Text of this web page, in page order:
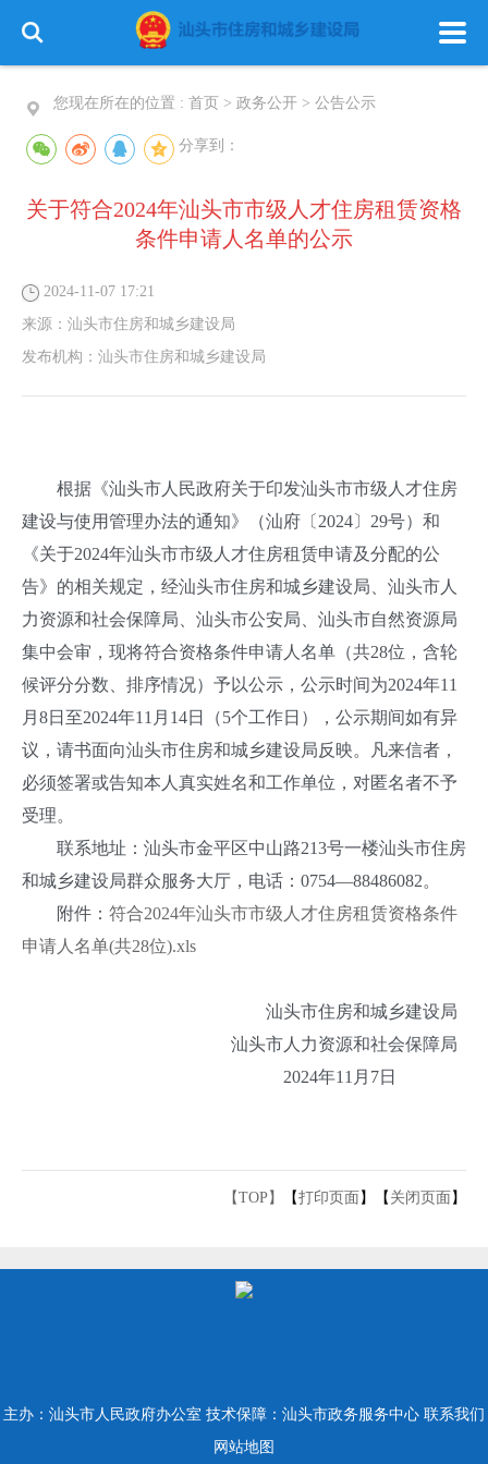
您现在所在的位置 : 首页 > 政务公开 > 公告公示
分享到：
关于符合2024年汕头市市级人才住房租赁资格
条件申请人名单的公示
2024-11-07 17:21
来源： 汕头市住房和城乡建设局
发布机构： 汕头市住房和城乡建设局
根据《汕头市人民政府关于印发汕头市市级人才住房
建设与使用管理办法的通知》（汕府〔2024〕29号）和
《关于2024年汕头市市级人才住房租赁申请及分配的公
告》的相关规定，经汕头市住房和城乡建设局、汕头市人
力资源和社会保障局、汕头市公安局、汕头市自然资源局
集中会审，现将符合资格条件申请人名单（共28位，含轮
候评分分数、排序情况）予以公示，公示时间为2024年11
月8日至2024年11月14日（5个工作日），公示期间如有异
议，请书面向汕头市住房和城乡建设局反映。凡来信者，
必须签署或告知本人真实姓名和工作单位，对匿名者不予
受理。
联系地址：汕头市金平区中山路213号一楼汕头市住房
和城乡建设局群众服务大厅，电话：0754—88486082。
附件： 符合2024年汕头市市级人才住房租赁资格条件
申请人名单(共28位).xls
汕头市住房和城乡建设局
汕头市人力资源和社会保障局
2024年11月7日
【TOP】 【打印页面 】【 关闭页面 】
主办：汕头市人民政府办公室 技术保障：汕头市政务服务中心 联系我们
网站地图